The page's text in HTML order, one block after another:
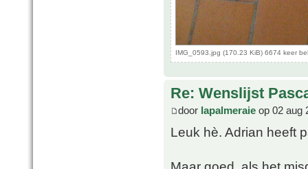
IMG_0593.jpg (170.23 KiB) 6674 keer
Re: Wenslijst
door lapalmeraie op 02 aug
Leuk hè. Adrian heeft